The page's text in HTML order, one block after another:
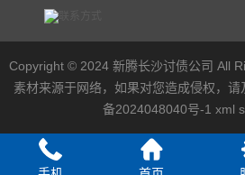
Copyright © 2024 新腾长沙讨债公司 All
素材来源于网络，如果对您造成侵权，请
备2024048040号-1 xml